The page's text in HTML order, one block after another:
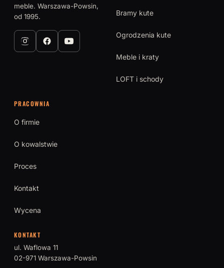
meble. Warszawa-Powsin,
od 1995.
Bramy kute
Ogrodzenia kute
Meble i kraty
LOFT i schody
PRACOWNIA
O firmie
O kowalstwie
Proces
Kontakt
Wycena
KONTAKT
ul. Waflowa 11
02-971 Warszawa-Powsin